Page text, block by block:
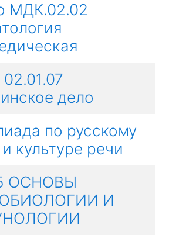
МДК.02.02
дело
по русскому
культуре речи
ОСНОВЫ
И